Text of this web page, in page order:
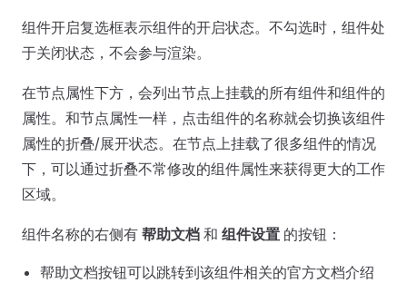
组件开启复选框表示组件的开启状态。不勾选时，组件处
于关闭状态，不会参与渲染。
在节点属性下方，会列出节点上挂载的所有组件和组件的
属性。和节点属性一样，点击组件的名称就会切换该组件
属性的折叠/展开状态。在节点上挂载了很多组件的情况
下，可以通过折叠不常修改的组件属性来获得更大的工作
区域。
组件名称的右侧有 帮助文档 和 组件设置 的按钮：
帮助文档按钮可以跳转到该组件相关的官方文档介绍